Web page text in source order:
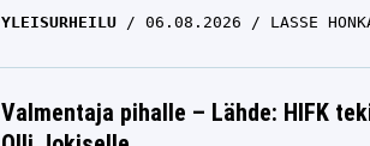
YLEISURHEILU 06.08.2026 LASSE
Valmentaja pihalle – Lähde: HIFK